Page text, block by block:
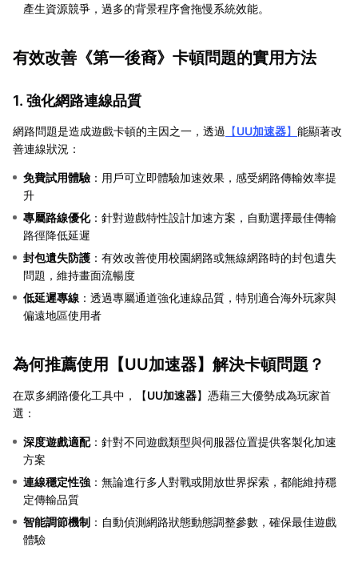
產生資源競爭，過多的背景程序會拖慢系統效能。
有效改善《第一後裔》卡頓問題的實用方法
1. 強化網路連線品質
網路問題是造成遊戲卡頓的主因之一，透過 【UU加速器】 能顯著改
善連線狀況：
免費試用體驗 ：用戶可立即體驗加速效果，感受網路傳輸效率提
升
專屬路線優化：針對遊戲特性設計加速方案，自動選擇最佳傳輸
路徑降低延遲
封包遺失防護 ：有效改善使用校園網路或無線網路時的封包遺失
問題，維持畫面流暢度
低延遲專線 ：透過專屬通道強化連線品質，特別適合海外玩家與
偏遠地區使用者
為何推薦使用【UU加速器】解決卡頓問題？
在眾多網路優化工具中，【UU加速器】憑藉三大優勢成為玩家首
選：
深度遊戲適配：針對不同遊戲類型與伺服器位置提供客製化加速
方案
連線穩定性強 ：無論進行多人對戰或開放世界探索，都能維持穩
定傳輸品質
智能調節機制 ：自動偵測網路狀態動態調整參數，確保最佳遊戲
體驗